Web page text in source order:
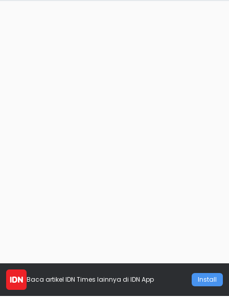
Baca artikel IDN Times lainnya di IDN App Install